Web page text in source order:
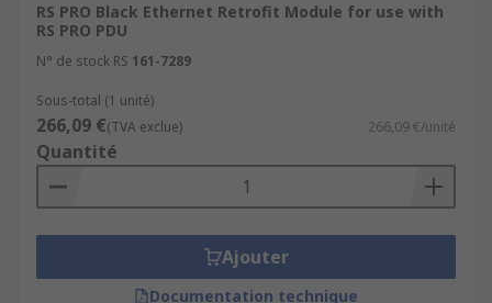
RS PRO Black Ethernet Retrofit Module for use with
RS PRO PDU
N° de stock RS 161-7289
Sous-total (1 unité)
266,09 €(TVA exclue) 266,09 €/unité
Quantité
Ajouter
Documentation technique